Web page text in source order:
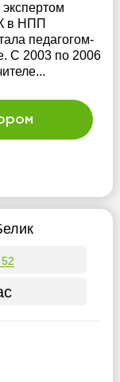
в НПП
педагогом-
С 2003 по 2006